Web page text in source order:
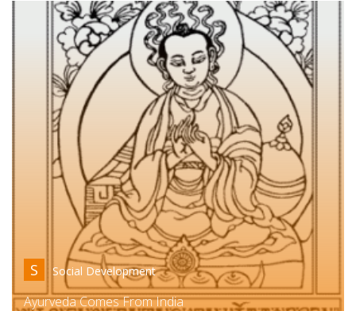
S Social Development
Ayurveda Comes From India